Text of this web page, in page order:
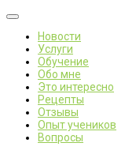
Новости
Услуги
Обучение
Обо мне
Это интересно
Рецепты
Отзывы
Опыт учеников
Вопросы